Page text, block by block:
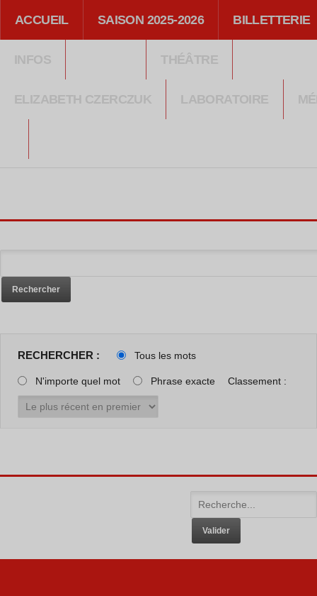
ACCUEIL SAISON 2025-2026 BILLETTERIE
INFOS THÉÂTRE
ELIZABETH CZERCZUK LABORATOIRE
Rechercher
RECHERCHER : Tous les mots
N'importe quel mot Phrase exacte Classement :